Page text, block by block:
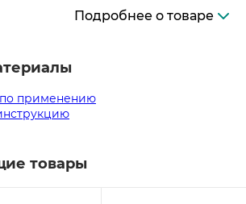
Подробнее о товаре
применению
товары